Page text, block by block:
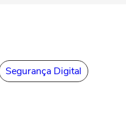
Segurança Digital